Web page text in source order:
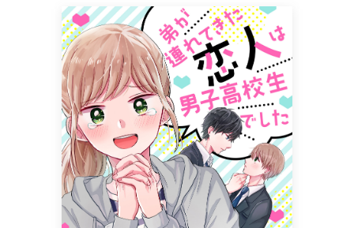
オーバーラップノベルス
オーバーラップノベルスf
ロサージュノベルス